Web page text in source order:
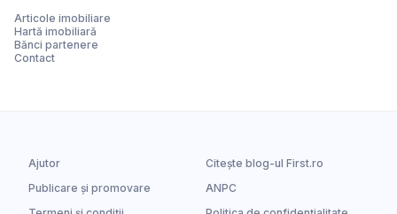
Articole imobiliare
Hartă imobiliară
Bănci partenere
Contact
Ajutor
Citește blog-ul First.ro
Publicare și promovare
ANPC